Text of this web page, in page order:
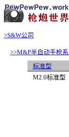
>S&W公司
>>M&P半自动手枪系
标准型
M2.0标准型